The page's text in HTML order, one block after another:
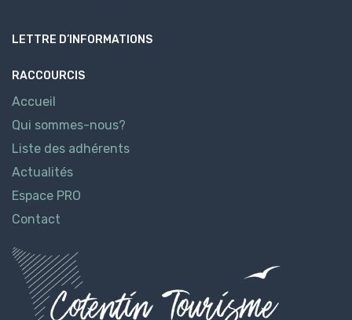
LETTRE D’INFORMATIONS
RACCOURCIS
Accueil
Qui sommes-nous?
Liste des adhérents
Actualités
Espace PRO
Contact